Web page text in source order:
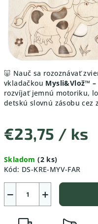
🐷 Nauč sa rozoznávať
vkladačkou Mysli&Vlož™
rozvíjať jemnú motoriku,
detskú slovnú zásobu cez
€23,75 / ks
cena:
Skladom(2 ks)
Kód: DS-KRE-MYV-FAR
+
−